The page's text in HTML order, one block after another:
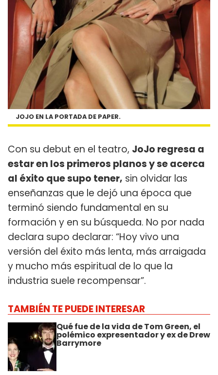
JOJO EN LA PORTADA DE PAPER.
Con su debut en el teatro, JoJo regresa a
estar en los primeros planos y se acerca
al éxito que supo tener, sin olvidar las
enseñanzas que le dejó una época que
terminó siendo fundamental en su
formación y en su búsqueda. No por nada
declara supo declarar: “Hoy vivo una
versión del éxito más lenta, más arraigada
y mucho más espiritual de lo que la
industria suele recompensar”.
TAMBIÉN TE PUEDE INTERESAR
Qué fue de la vida de Tom Green, el
polémico expresentador y ex de Drew
Barrymore